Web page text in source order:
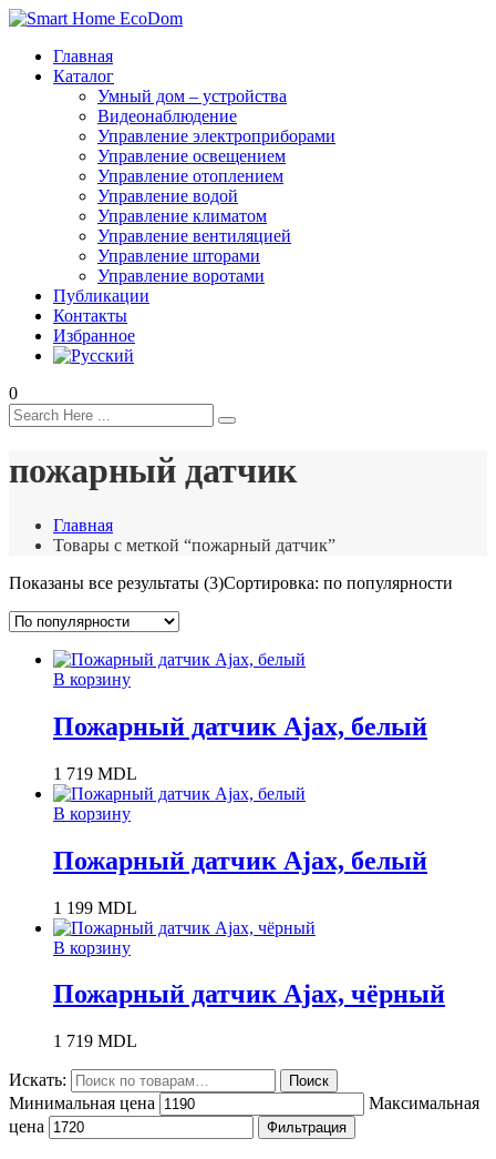
Главная
Каталог
Умный дом – устройства
Видеонаблюдение
Управление электроприборами
Управление освещением
Управление отоплением
Управление водой
Управление климатом
Управление вентиляцией
Управление шторами
Управление воротами
Публикации
Контакты
Избранное
0
пожарный датчик
Главная
Товары с меткой “пожарный датчик”
Показаны все результаты (3)Сортировка: по популярности
В корзину
Пожарный датчик Ajax, белый
1 719 MDL
В корзину
Пожарный датчик Ajax, белый
1 199 MDL
В корзину
Пожарный датчик Ajax, чёрный
1 719 MDL
Искать: Поиск
Минимальная цена
Максимальная
цена
Фильтрация